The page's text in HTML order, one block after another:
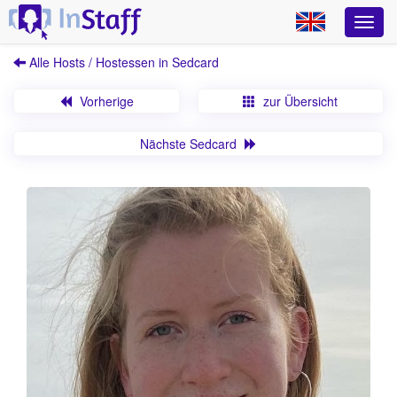
Alle Hosts / Hostessen in Sedcard
Vorherige zur Übersicht
Nächste Sedcard